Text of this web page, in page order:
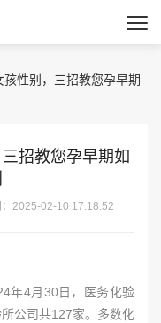
性别，三招教您孕早期
招教您孕早期如
2025-02-10 17:18:52
4月30日，医务化验
公司共127家。多数化